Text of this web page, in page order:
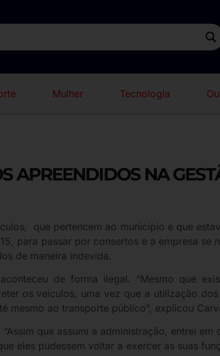
Mulher Tecnologia
APREENDIDOS NA
que pertencem ao município e que
para passar por consertos e a empresa se
de maneira indevida.
de forma ilegal. “Mesmo que
os veículos, uma vez que a utilização
mesmo ao transporte público”, explicou
que assumi a administração, entrei
eles pudessem voltar a exercer as suas